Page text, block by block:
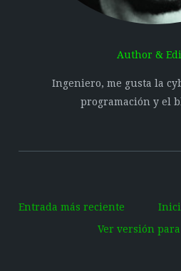
Author &
Ingeniero, me gusta la
programación y el
Entrada más reciente
Ver versión